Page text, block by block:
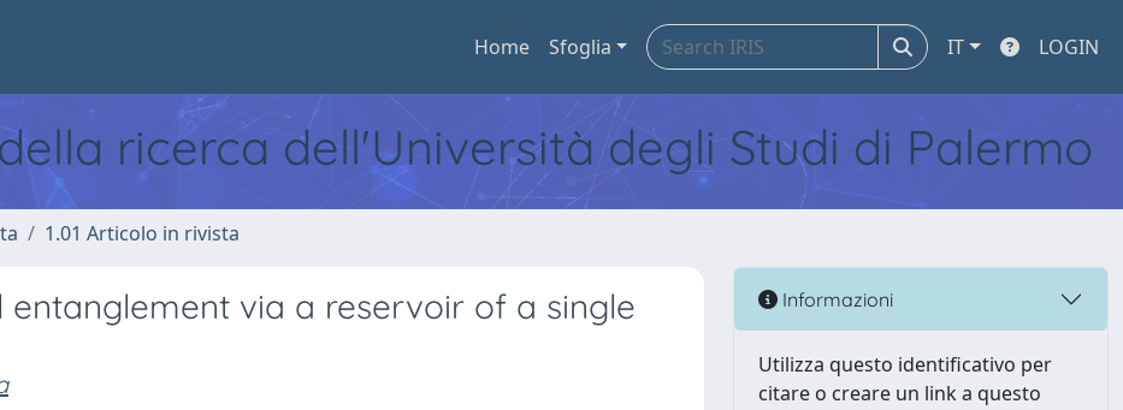
Home Sfoglia IT LOGIN
ricerca dell'Università degli Studi di Palermo
1.01 Articolo in rivista
via a reservoir of a single
Informazioni
Utilizza questo identificativo per
citare o creare un link a questo